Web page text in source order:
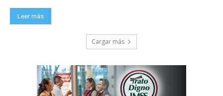
Leer más
Cargar más